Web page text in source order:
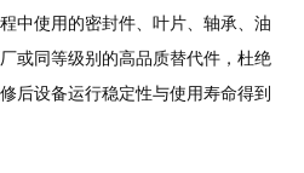
中使用的密封件、叶片、轴承、油
或同等级别的高品质替代件，杜绝
后设备运行稳定性与使用寿命得到